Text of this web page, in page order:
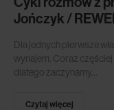
Jończyk /
Dla jednych pierwsze
wynajem. Coraz
dlatego zaczynamy...
Czytaj więcej